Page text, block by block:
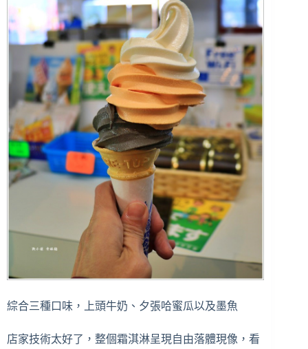
綜合三種口味，上頭牛奶、夕張哈蜜瓜以及墨魚
店家技術太好了，整個霜淇淋呈現自由落體現像，看